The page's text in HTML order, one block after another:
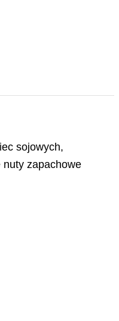
sojowych,
zapachowe